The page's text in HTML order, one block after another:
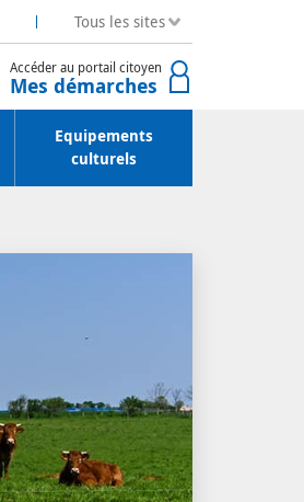
Tous les sites
Accéder au portail citoyen
Mes démarches
Equipements
culturels